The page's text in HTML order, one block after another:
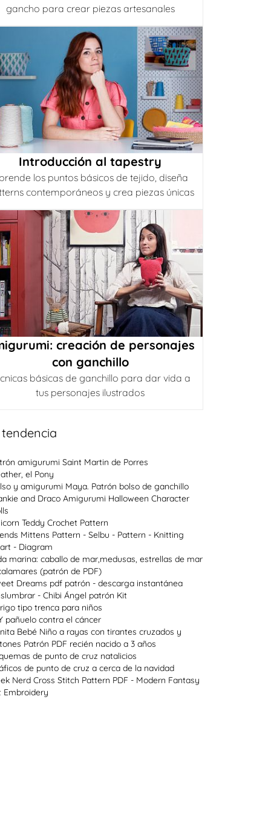
gancho para crear piezas artesanales
Introducción al tapestry
los puntos básicos de tejido, diseña
contemporáneos y crea piezas únicas
creación de personajes
con ganchillo
básicas de ganchillo para dar vida a
tus personajes ilustrados
amigurumi Saint Martin de Porres
el Pony
y amigurumi Maya. Patrón bolso de ganchillo
and Draco Amigurumi Halloween Character
Teddy Crochet Pattern
Mittens Pattern - Selbu - Pattern - Knitting
- Diagram
marina: caballo de mar,medusas, estrellas de mar
(patrón de PDF)
Dreams pdf patrón - descarga instantánea
- Chibi Ángel patrón Kit
tipo trenca para niños
pañuelo contra el cáncer
Bebé Niño a rayas con tirantes cruzados y
Patrón PDF recién nacido a 3 años
de punto de cruz natalicios
de punto de cruz a cerca de la navidad
Nerd Cross Stitch Pattern PDF - Modern Fantasy
Embroidery